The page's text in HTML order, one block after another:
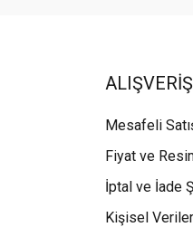
ALIŞVERİŞ
Mesafeli
Fiyat ve
İptal ve İade
Kişisel